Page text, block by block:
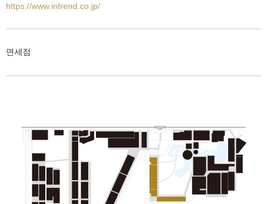
https://www.intrend.co.jp/
면세점